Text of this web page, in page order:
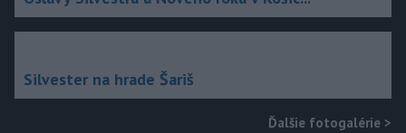
Silvester na hrade Šariš
Ďalšie fotogalérie >